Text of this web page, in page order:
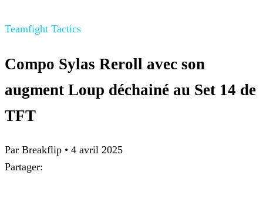
Teamfight Tactics
Compo Sylas Reroll avec son
augment Loup déchainé au Set 14 de
TFT
Par Breakflip • 4 avril 2025
Partager: